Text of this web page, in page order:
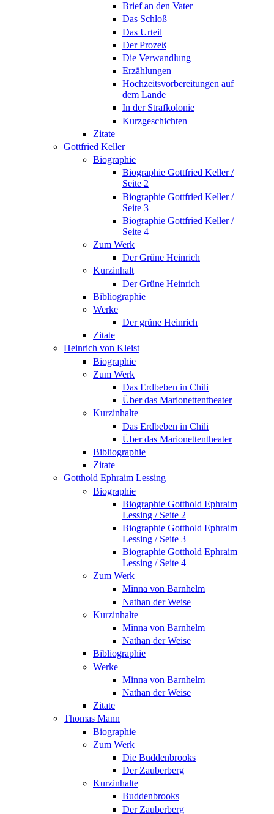
Brief an den Vater
Das Schloß
Das Urteil
Der Prozeß
Die Verwandlung
Erzählungen
Hochzeitsvorbereitungen auf
dem Lande
In der Strafkolonie
Kurzgeschichten
Zitate
Gottfried Keller
Biographie
Biographie Gottfried Keller /
Seite 2
Biographie Gottfried Keller /
Seite 3
Biographie Gottfried Keller /
Seite 4
Zum Werk
Der Grüne Heinrich
Kurzinhalt
Der Grüne Heinrich
Bibliographie
Werke
Der grüne Heinrich
Zitate
Heinrich von Kleist
Biographie
Zum Werk
Das Erdbeben in Chili
Über das Marionettentheater
Kurzinhalte
Das Erdbeben in Chili
Über das Marionettentheater
Bibliographie
Zitate
Gotthold Ephraim Lessing
Biographie
Biographie Gotthold Ephraim
Lessing / Seite 2
Biographie Gotthold Ephraim
Lessing / Seite 3
Biographie Gotthold Ephraim
Lessing / Seite 4
Zum Werk
Minna von Barnhelm
Nathan der Weise
Kurzinhalte
Minna von Barnhelm
Nathan der Weise
Bibliographie
Werke
Minna von Barnhelm
Nathan der Weise
Zitate
Thomas Mann
Biographie
Zum Werk
Die Buddenbrooks
Der Zauberberg
Kurzinhalte
Buddenbrooks
Der Zauberberg